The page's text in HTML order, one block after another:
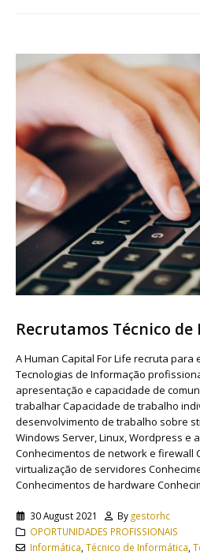
Recrutamos Técnico
A Human Capital For Life recruta para
Tecnologias de Informação
apresentação e capacidade de
trabalhar Capacidade de trabalho
desenvolvimento de trabalho sobre
Windows Server, Linux, Wordpress e
Conhecimentos de network e firewall
virtualização de servidores
Conhecimentos de hardware
30 August 2021 By gestorhc
OPORTUNIDADES PROFISSIONAIS
Informática Técnico de Informática